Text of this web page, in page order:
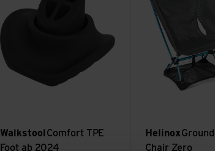
Walkstool Comfort TPE
Foot ab 2024
Helinox
Chair Zero